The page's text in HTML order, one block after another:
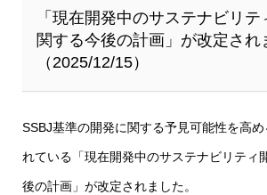
「現在開発中のサステナビリ
関する今後の計画」が改定され
（2025/12/15）
SSBJ基準の開発に関する予見可能性を高
れている「現在開発中のサステナビリティ
後の計画」が改定されました。